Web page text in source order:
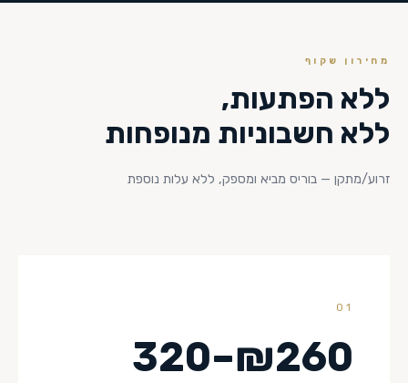
מחירון שקוף
ללא הפתעות,
ללא חשבוניות מנופחות
זרוע/מתקן — בוריס מביא ומספק, ללא עלות נוספת
01
₪260–320